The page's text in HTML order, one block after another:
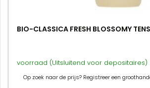
BIO-CLASSICA FRESH BLOSSOMY
voorraad (Uitsluitend voor depositaires)
Op zoek naar de prijs? Registreer een